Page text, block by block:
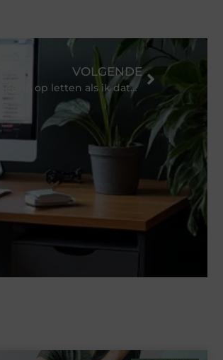
VOLGENDE
Waar moet ik als bedrijf op letten als ik data weg doe